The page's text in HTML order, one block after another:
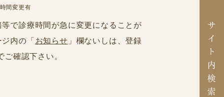
時間変更有
で診療時間が急に変更になることが
内の「 お知らせ 」欄ないしは、登録
ご確認下さい。
サ
イ
ト
内
検
索